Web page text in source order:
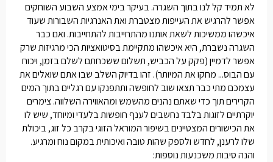
לא תמיד קל לנו בתוך השגרה. בעיקר בימי אמצע השבוע השוחקים
אפשר להרגיש את העייפות מצטברת ואת האנרגיות השבורות שעוד
איכשהו ממשיכות לשאת אותנו מהתחייבות להתחייבות. ואם כבר
השגרה נשברת, היא איכשהו מתקיימת בסיטואציות הכי מרגיזות שרק
אפשר לדמיין (פקק על הכביש, תשלום ששכחתם לשלם בזמן, ויכוח
עם הבוס... מחקו את המיותר). זהו בדיוק השלב שבו אתם שואלים את
עצמכם מתי כבר תצאו שוב לחופשה ותתפנקו עם רגליים בתוך המים
הקרירים תוך כדי שאתם נהנים מהשמש ומהאווירה השלווה.צימרים
יוקרתיים לזוגות בלבדנחשבים לענף חופשות בלעדי ומיוחד, שיש לו
את הכישורים המצטיינים בשיפור המוראל הזוגי בקרב כל זוג, ביכולת
שלו לרענן, לחדש ולספק שהות טובה ואיכותית במקום נוח ומרגיע.
והנה סיבות משכנעות נוספות: